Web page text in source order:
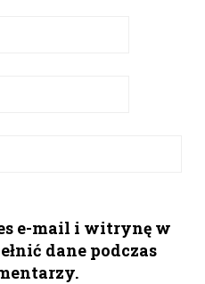
e-mail i witrynę w
dane podczas